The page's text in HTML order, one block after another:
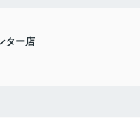
ター店